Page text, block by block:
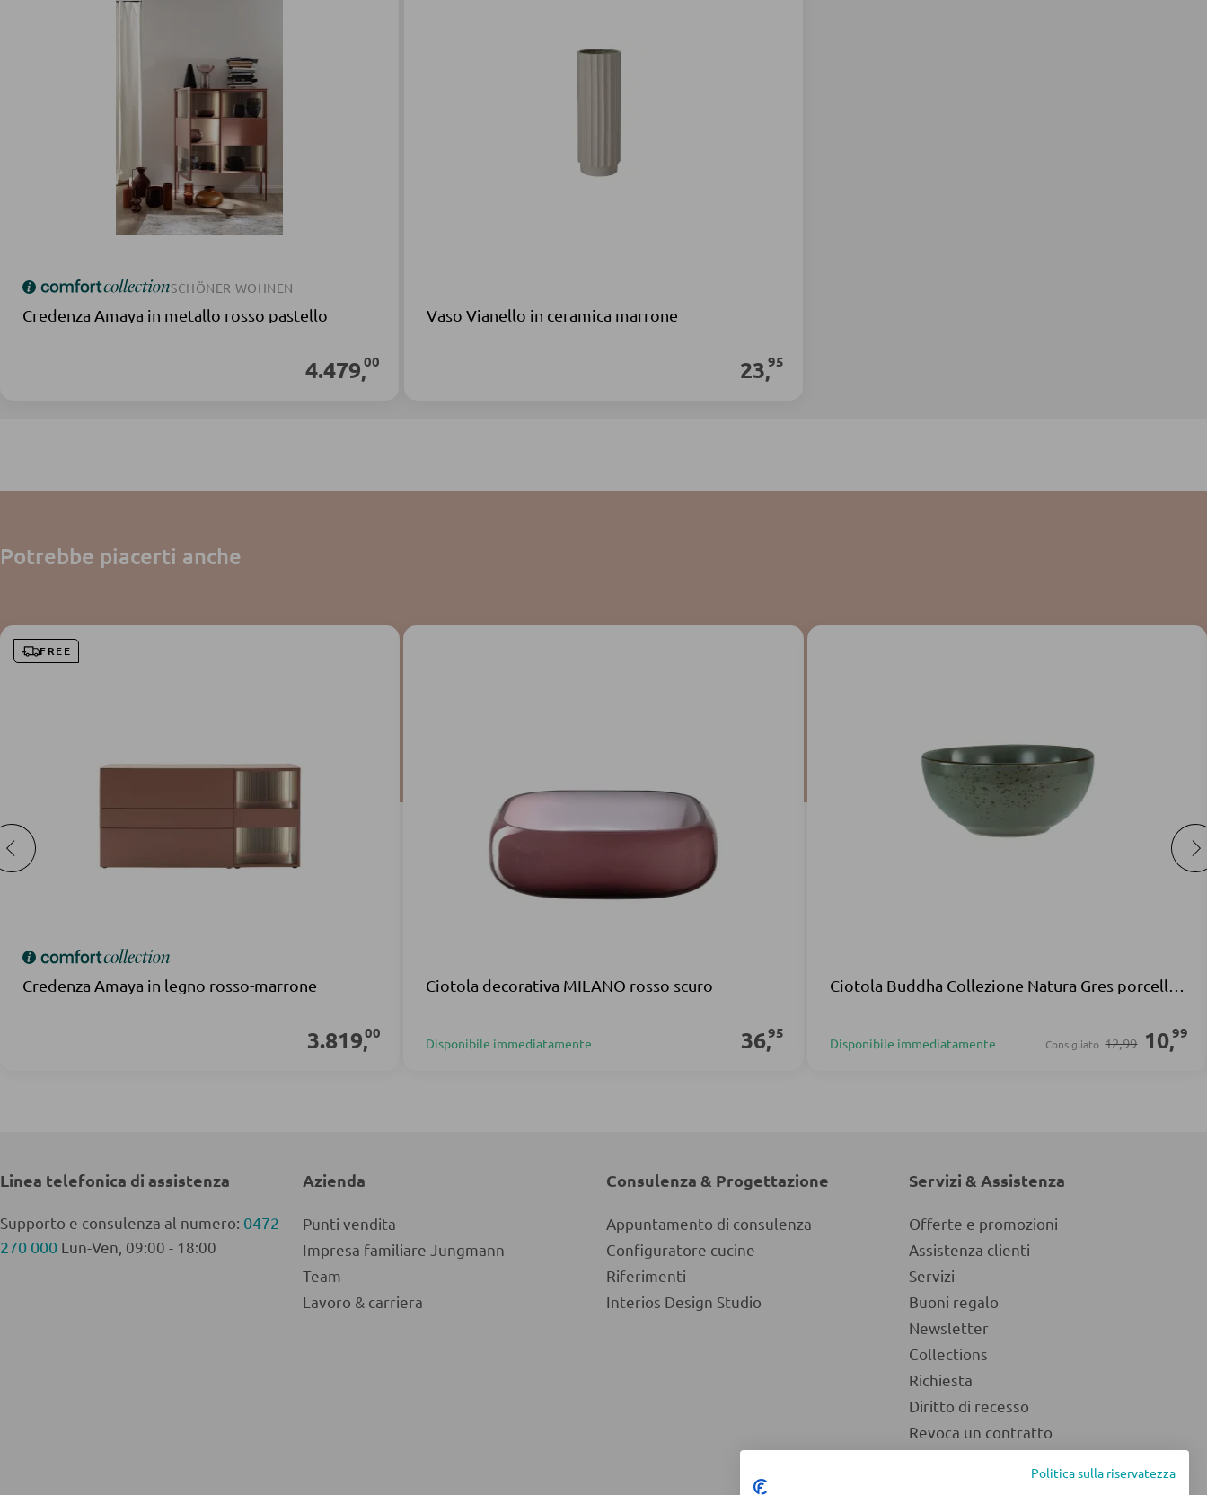
SCHÖNER WOHNEN
Credenza Amaya in metallo rosso pastello
4.479,00
Vaso Vianello in ceramica marrone
23,95
Potrebbe piacerti anche
FREE
Credenza Amaya in legno rosso-marrone
3.819,00
Ciotola decorativa MILANO rosso scuro
Disponibile immediatamente 36,95
Ciotola Buddha Collezione Natura Gres porcellanato
Disponibile immediatamente Consigliato 12,99 10,99
Linea telefonica di assistenza
Supporto e consulenza al numero: 0472
270 000 Lun-Ven, 09:00 - 18:00
Azienda
Punti vendita
Impresa familiare Jungmann
Team
Lavoro & carriera
Consulenza & Progettazione
Appuntamento di consulenza
Configuratore cucine
Riferimenti
Interios Design Studio
Servizi & Assistenza
Offerte e promozioni
Assistenza clienti
Servizi
Buoni regalo
Newsletter
Collections
Richiesta
Diritto di recesso
Revoca un contratto
Politica sulla riservatezza